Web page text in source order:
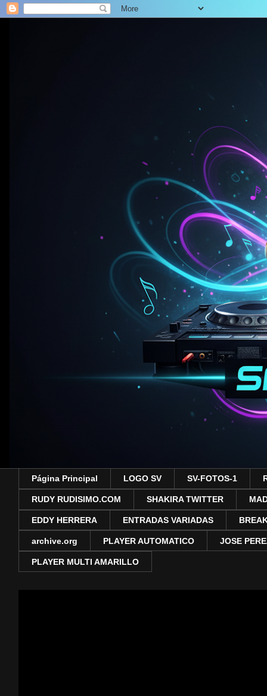
Página Principal LOGO SV SV-FOTOS-1
RUDY RUDISIMO.COM SHAKIRA TWITTER
EDDY HERRERA ENTRADAS VARIADAS
archive.org PLAYER AUTOMATICO JOSE
PLAYER MULTI AMARILLO